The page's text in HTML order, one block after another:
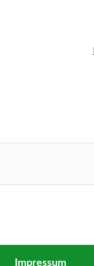
Impressum